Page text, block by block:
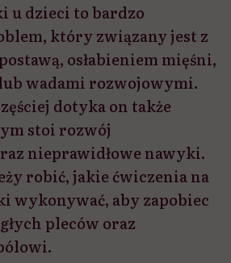
u dzieci to bardzo
który związany jest z
osłabieniem mięśni,
wadami rozwojowymi.
dotyka on także
stoi rozwój
nieprawidłowe nawyki.
robić, jakie ćwiczenia na
wykonywać, aby zapobiec
pleców oraz